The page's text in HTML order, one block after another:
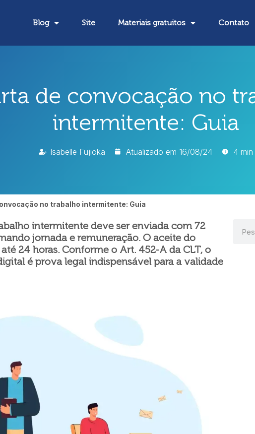
Blog Site Materiais gratuitos Contato
de convocação no
intermitente: Guia
Isabelle Fujioka Atualizado em 16/08/24 4 min
no trabalho intermitente: Guia
intermitente deve ser enviada com 72
jornada e remuneração. O aceite do
24 horas. Conforme o Art. 452-A da CLT, o
é prova legal indispensável para a validade